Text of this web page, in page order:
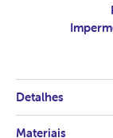
Detalhes
Materiais